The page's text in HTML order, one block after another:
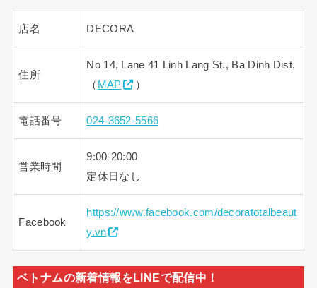
店名 DECORA
住所
No 14, Lane 41 Linh Lang St., Ba Dinh Dist.
（ MAP ）
電話番号 024-3652-5566
営業時間
9:00-20:00
定休日なし
Facebook
https://www.facebook.com/decoratotalbeaut
y.vn